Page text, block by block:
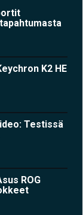
K2 HE
Testissä
ROG